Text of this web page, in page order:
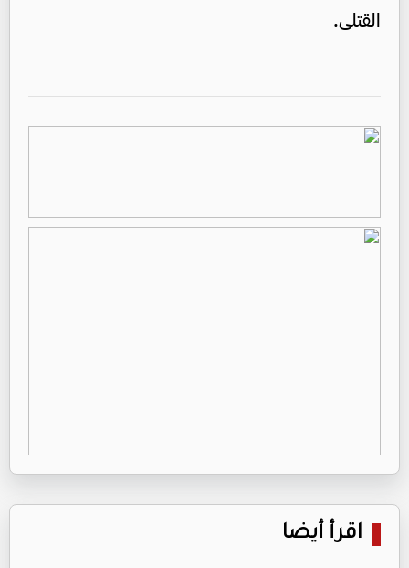
القتلى.
اقرأ أيضا